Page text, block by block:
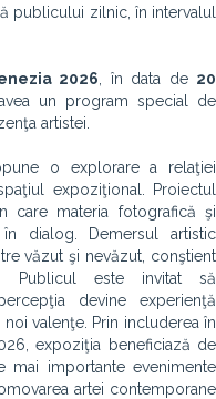
publicului zilnic, în intervalul
2026 , în data de 20
un program special de
artistei.
o explorare a relaţiei
expoziţional. Proiectul
care materia fotografică şi
dialog. Demersul artistic
văzut şi nevăzut, conştient
Publicul este invitat să
devine experienţă
valenţe. Prin includerea în
expoziţia beneficiază de
mai importante evenimente
artei contemporane